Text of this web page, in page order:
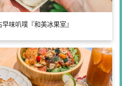
味叭噗『和美冰果室』